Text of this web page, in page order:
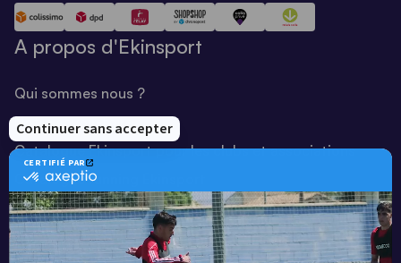
A propos d'Ekinsport
Qui sommes nous ?
Notre savoir-faire
Catalogue Ekinsport pour les clubs et associations
Catalogue running Ekinsport
Blog
Une société de :